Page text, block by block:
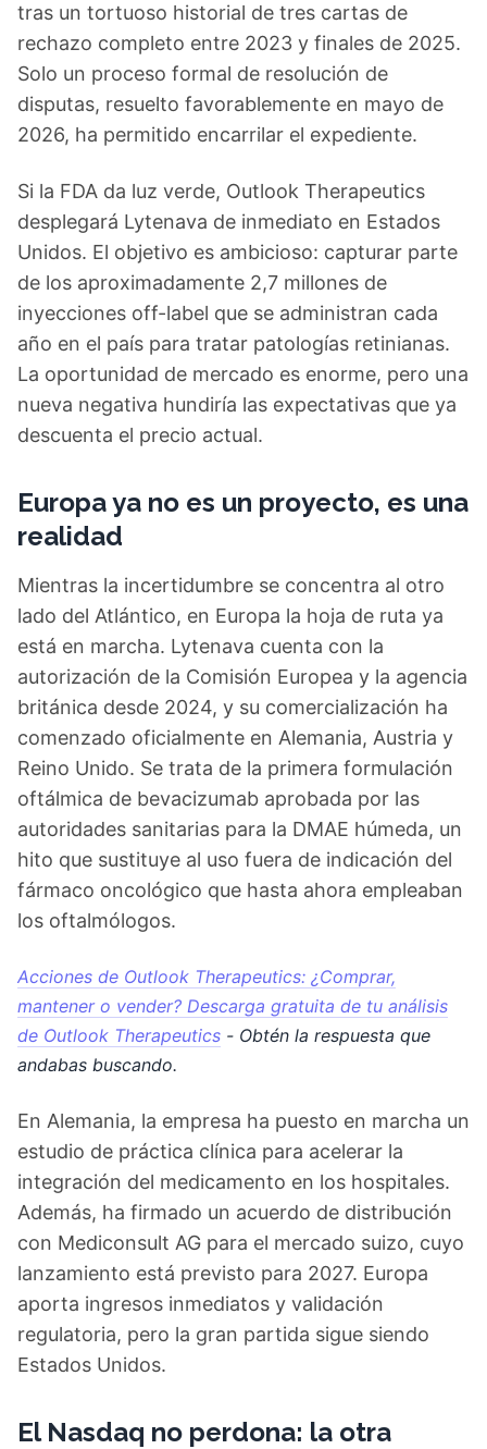
tras un tortuoso historial de tres cartas de
rechazo completo entre 2023 y finales de 2025.
Solo un proceso formal de resolución de
disputas, resuelto favorablemente en mayo de
2026, ha permitido encarrilar el expediente.
Si la FDA da luz verde, Outlook Therapeutics
desplegará Lytenava de inmediato en Estados
Unidos. El objetivo es ambicioso: capturar parte
de los aproximadamente 2,7 millones de
inyecciones off-label que se administran cada
año en el país para tratar patologías retinianas.
La oportunidad de mercado es enorme, pero una
nueva negativa hundiría las expectativas que ya
descuenta el precio actual.
Europa ya no es un proyecto, es una
realidad
Mientras la incertidumbre se concentra al otro
lado del Atlántico, en Europa la hoja de ruta ya
está en marcha. Lytenava cuenta con la
autorización de la Comisión Europea y la agencia
británica desde 2024, y su comercialización ha
comenzado oficialmente en Alemania, Austria y
Reino Unido. Se trata de la primera formulación
oftálmica de bevacizumab aprobada por las
autoridades sanitarias para la DMAE húmeda, un
hito que sustituye al uso fuera de indicación del
fármaco oncológico que hasta ahora empleaban
los oftalmólogos.
Acciones de Outlook Therapeutics: ¿Comprar,
mantener o vender? Descarga gratuita de tu análisis
de Outlook Therapeutics - Obtén la respuesta que
andabas buscando.
En Alemania, la empresa ha puesto en marcha un
estudio de práctica clínica para acelerar la
integración del medicamento en los hospitales.
Además, ha firmado un acuerdo de distribución
con Mediconsult AG para el mercado suizo, cuyo
lanzamiento está previsto para 2027. Europa
aporta ingresos inmediatos y validación
regulatoria, pero la gran partida sigue siendo
Estados Unidos.
El Nasdaq no perdona: la otra